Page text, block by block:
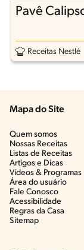
Pavê
Receitas Nestlé
Mapa do Site
Quem somos
Nossas Receitas
Listas de Receitas​
Artigos e Dicas​
Vídeos & Programas​
Área do usuário
Fale Conosco
Acessibilidade
Regras da Casa
Sitemap